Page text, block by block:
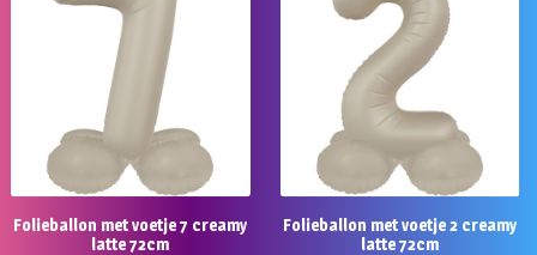
Klantenservice
Inloggen
Folieballon met voetje 7 creamy
latte 72cm
Folieballon met voetje 2 creamy
latte 72cm